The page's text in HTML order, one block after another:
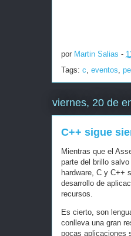
por Martin Salias -
Tags: c, eventos,
viernes, 20 de
C++ sigue
Mientras que el
parte del brillo
hardware, C y C++
desarrollo de
recursos.
Es cierto, son
conlleva una gran
pocas aplicaciones